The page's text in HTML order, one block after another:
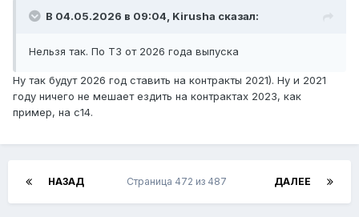
В 04.05.2026 в 09:04, Kirusha сказал:
Нельзя так. По ТЗ от 2026 года выпуска
Ну так будут 2026 год ставить на контракты 2021). Ну и 2021
году ничего не мешает ездить на контрактах 2023, как
пример, на с14.
НАЗАД ДАЛЕЕ
Страница 472 из 487